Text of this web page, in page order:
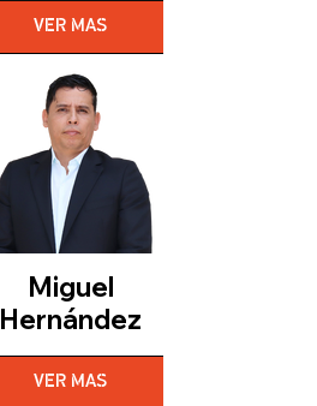
VER MAS
Miguel
Hernández
VER MAS